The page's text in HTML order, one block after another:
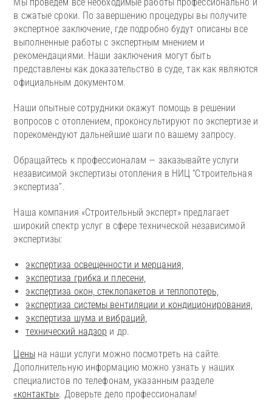
в сжатые сроки. По завершению процедуры вы получите
экспертное заключение, где подробно будут описаны все
выполненные работы с экспертным мнением и
рекомендациями. Наши заключения могут быть
представлены как доказательство в суде, так как являются
официальным документом.
Наши опытные сотрудники окажут помощь в решении
вопросов с отоплением, проконсультируют по экспертизе и
порекомендуют дальнейшие шаги по вашему запросу.
Обращайтесь к профессионалам — заказывайте услуги
независимой экспертизы отопления в НИЦ “Строительная
экспертиза”.
Наша компания «Строительный эксперт» предлагает
широкий спектр услуг в сфере технической независимой
экспертизы:
экспертиза освещенности и мерцания,
экспертиза грибка и плесени,
экспертиза окон, стеклопакетов и теплопотерь,
экспертиза системы вентиляции и кондиционирования,
экспертиза шума и вибраций,
технический надзор и др.
Ценына наши услуги можно посмотреть на сайте.
Дополнительную информацию можно узнать у наших
специалистов по телефонам, указанным разделе
«контакты». Доверьте дело профессионалам!